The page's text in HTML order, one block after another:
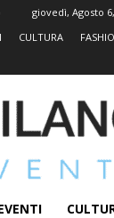
giovedì, Agosto
CULTURA
|
2.0
ed
Eventi